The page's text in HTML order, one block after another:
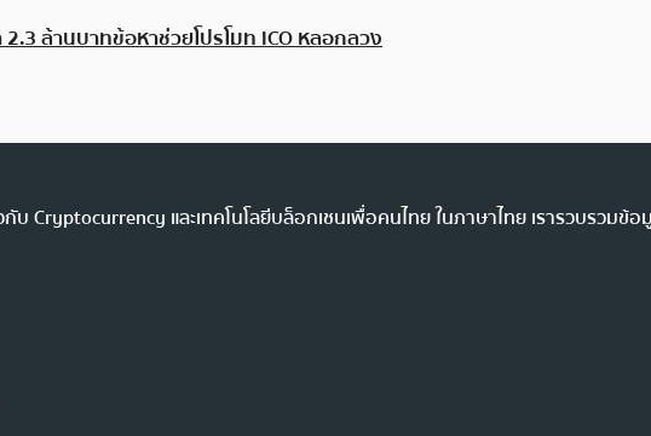
ล้านบาทข้อหาช่วยโปรโมท ICO หลอกลวง
บ Cryptocurrency และเทคโนโลยีบล็อกเชนเพื่อคนไทย ในภาษาไทย เรารวบรวม